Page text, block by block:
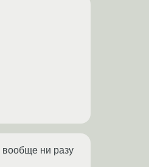
вообще ни разу